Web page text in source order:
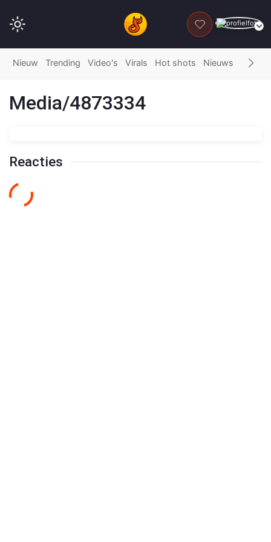
DONEER
Nieuw Trending Video's Virals Hot shots Nieuws Fails
Media/4873334
Reacties